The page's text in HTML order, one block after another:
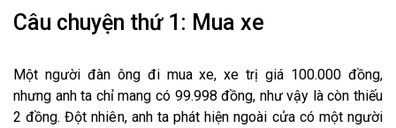
Câu chuyện thứ 1: Mua xe
Một người đàn ông đi mua xe, xe trị giá 100.000 đồng,
nhưng anh ta chỉ mang có 99.998 đồng, như vậy là còn thiếu
2 đồng. Đột nhiên, anh ta phát hiện ngoài cửa có một người